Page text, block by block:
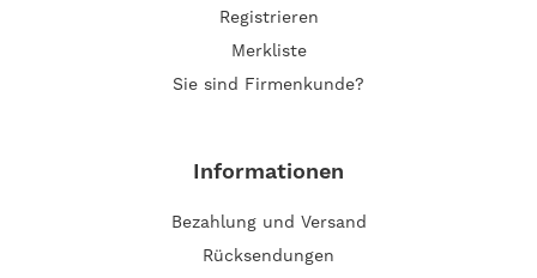
Registrieren
Merkliste
Sie sind Firmenkunde?
Informationen
Bezahlung und Versand
Rücksendungen